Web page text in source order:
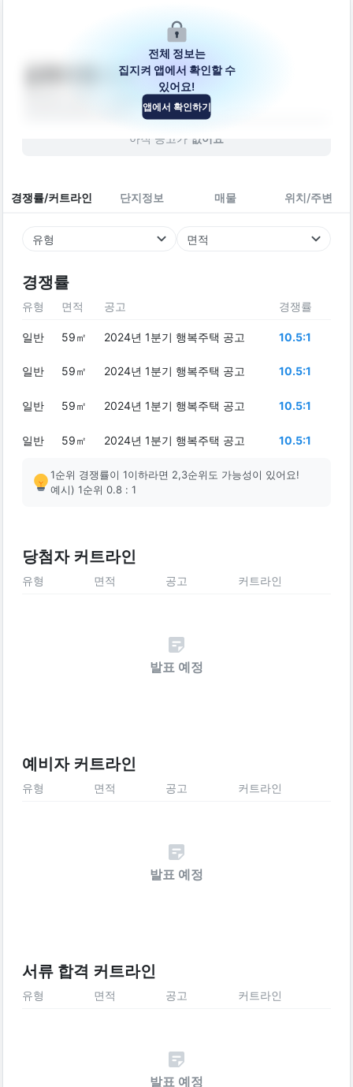
금호리첸시아
경상남도 양산시 서일동1길 60
아직 공고가 없어요
경쟁률/커트라인 단지정보 매물 위치/주변
유형 면적
경쟁률
전체 정보는
집지켜 앱에서 확인할 수
있어요!
앱에서 확인하기
유형 면적 공고 경쟁률
일반 59㎡ 2024년 1분기 행복주택 공고 10.5:1
일반 59㎡ 2024년 1분기 행복주택 공고 10.5:1
일반 59㎡ 2024년 1분기 행복주택 공고 10.5:1
일반 59㎡ 2024년 1분기 행복주택 공고 10.5:1
1순위 경쟁률이 1이하라면 2,3순위도 가능성이 있어요!
예시) 1순위 0.8 : 1
당첨자 커트라인
유형 면적 공고 커트라인
발표 예정
예비자 커트라인
유형 면적 공고 커트라인
발표 예정
서류 합격 커트라인
유형 면적 공고 커트라인
발표 예정